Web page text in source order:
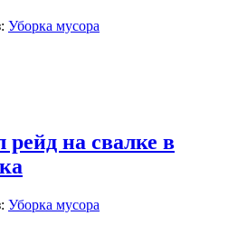
Уборка мусора
рейд на свалке в
Уборка мусора